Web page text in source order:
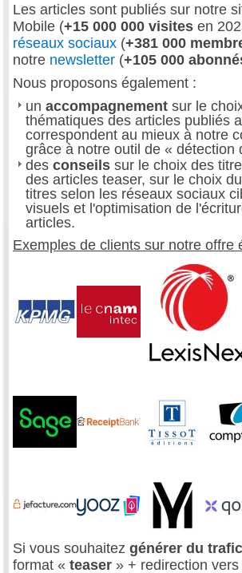
Les articles sont publiés sur notre
Mobile (+15 000 000 visites en
réseaux sociaux (+381 000
notre newsletter (+105 000
Nous proposons également :
un accompagnement sur le
thématiques des articles publiés
correspondent au mieux à notre
grâce à notre outil de « détection
des conseils sur le choix des
des articles teaser, sur le choix
titres selon les réseaux sociaux
visuels et l'optimisation de
articles.
Exemples de clients sur notre offre
Si vous souhaitez générer du trafic
format « teaser » + redirection